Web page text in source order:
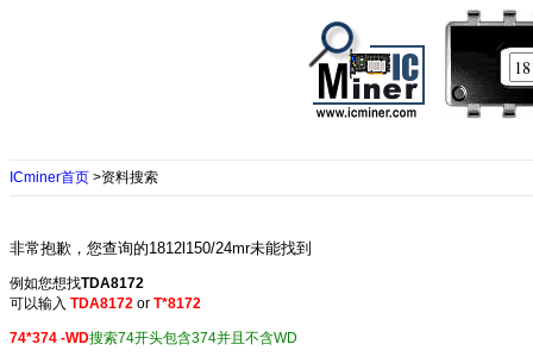
ICminer首页 >资料搜索
非常抱歉，您查询的1812l150/24mr未能找到
例如您想找TDA8172
可以输入 TDA8172 or T*8172
74*374 -WD搜索74开头包含374并且不含WD